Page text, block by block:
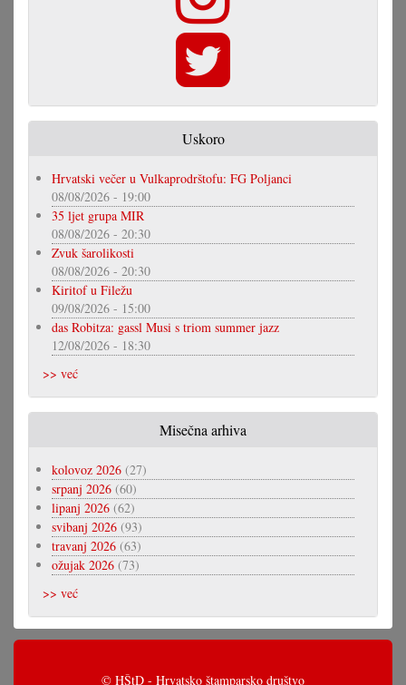
Uskoro
Hrvatski večer u Vulkaprodrštofu: FG Poljanci
08/08/2026 - 19:00
35 ljet grupa MIR
08/08/2026 - 20:30
Zvuk šarolikosti
08/08/2026 - 20:30
Kiritof u Filežu
09/08/2026 - 15:00
das Robitza: gassl Musi s triom summer jazz
12/08/2026 - 18:30
>> već
Misečna arhiva
kolovoz 2026 (27)
srpanj 2026 (60)
lipanj 2026 (62)
svibanj 2026 (93)
travanj 2026 (63)
ožujak 2026 (73)
>> već
© HŠtD - Hrvatsko štamparsko društvo